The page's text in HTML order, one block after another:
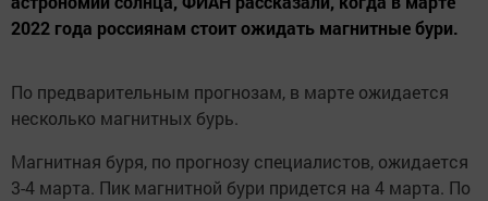
2022 года россиянам стоит ожидать магнитные бури.
По предварительным прогнозам, в марте ожидается
несколько магнитных бурь.
Магнитная буря, по прогнозу специалистов, ожидается
3-4 марта. Пик магнитной бури придется на 4 марта. По